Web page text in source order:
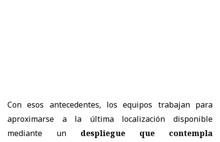
Con esos antecedentes, los equipos trabajan para
aproximarse a la última localización disponible
mediante un despliegue que contempla